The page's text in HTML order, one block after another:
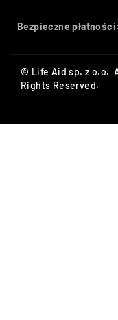
Bezpieczne płatności:
© Life Aid sp. z o.o.
Rights Reserved.